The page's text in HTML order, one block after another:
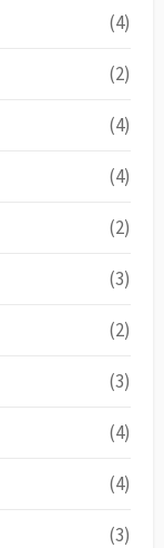
(4)
(2)
(4)
(4)
(2)
(3)
(2)
(3)
(4)
(4)
(3)